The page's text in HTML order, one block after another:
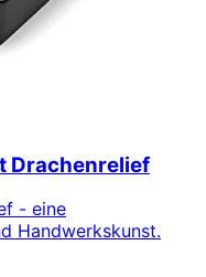
Drachenrelief
- eine
Handwerkskunst.